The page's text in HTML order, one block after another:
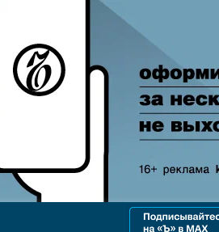
www.kommersant.ru/ad